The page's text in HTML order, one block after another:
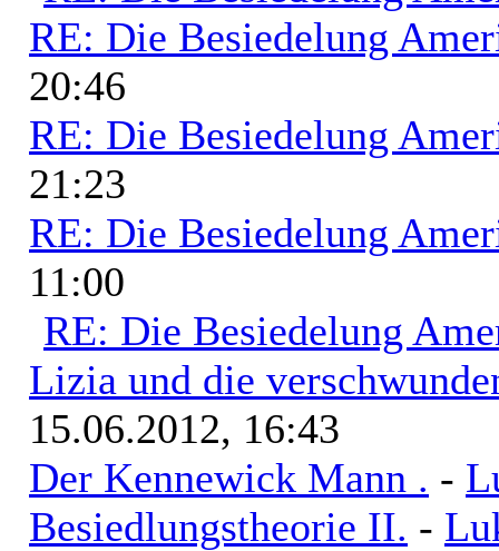
RE: Die Besiedelung
20:46
RE: Die Besiedelung
21:23
RE: Die Besiedelung
11:00
RE: Die Besiedelung
Lizia und die
15.06.2012, 16:43
Der Kennewick Mann . -
Besiedlungstheorie II. -